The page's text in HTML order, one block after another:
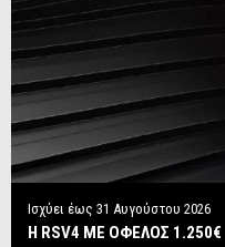
Ισχύει έως 31 Αυγούστου 2026
Η RSV4 ΜΕ ΟΦΕΛΟΣ 1.250€